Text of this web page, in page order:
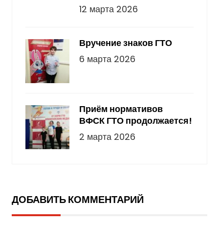
12 марта 2026
Вручение знаков ГТО
6 марта 2026
Приём нормативов
ВФСК ГТО продолжается!
2 марта 2026
ДОБАВИТЬ КОММЕНТАРИЙ